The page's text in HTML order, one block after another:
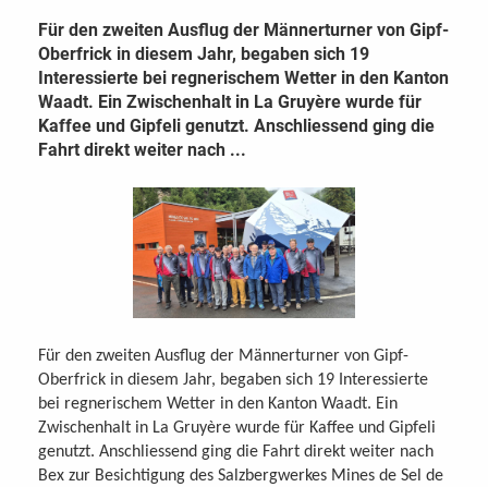
Für den zweiten Ausflug der Männerturner von Gipf-
Oberfrick in diesem Jahr, begaben sich 19
Interessierte bei regnerischem Wetter in den Kanton
Waadt. Ein Zwischenhalt in La Gruyère wurde für
Kaffee und Gipfeli genutzt. Anschliessend ging die
Fahrt direkt weiter nach ...
Für den zweiten Ausflug der Männerturner von Gipf-
Oberfrick in diesem Jahr, begaben sich 19 Interessierte
bei regnerischem Wetter in den Kanton Waadt. Ein
Zwischenhalt in La Gruyère wurde für Kaffee und Gipfeli
genutzt. Anschliessend ging die Fahrt direkt weiter nach
Bex zur Besichtigung des Salzbergwerkes Mines de Sel de